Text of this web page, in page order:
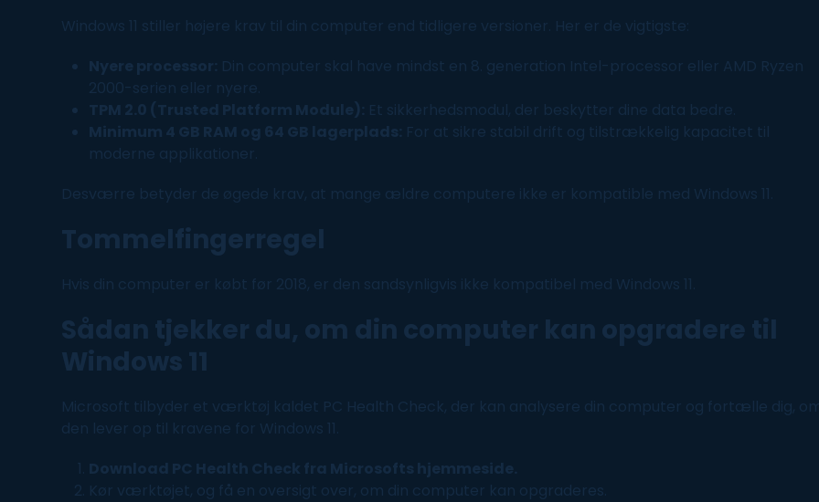
Windows 11 stiller højere krav til din computer end tidligere versioner. Her er de vigtigste:
Nyere processor: Din computer skal have mindst en 8. generation Intel-processor eller AMD Ryzen
2000-serien eller nyere.
TPM 2.0 (Trusted Platform Module): Et sikkerhedsmodul, der beskytter dine data bedre.
Minimum 4 GB RAM og 64 GB lagerplads: For at sikre stabil drift og tilstrækkelig kapacitet til
moderne applikationer.
Desværre betyder de øgede krav, at mange ældre computere ikke er kompatible med Windows 11.
Tommelfingerregel
Hvis din computer er købt før 2018, er den sandsynligvis ikke kompatibel med Windows 11.
Sådan tjekker du, om din computer kan opgradere til
Windows 11
Microsoft tilbyder et værktøj kaldet PC Health Check, der kan analysere din computer og fortælle dig,
den lever op til kravene for Windows 11.
Download PC Health Check fra Microsofts hjemmeside.
Kør værktøjet, og få en oversigt over, om din computer kan opgraderes.